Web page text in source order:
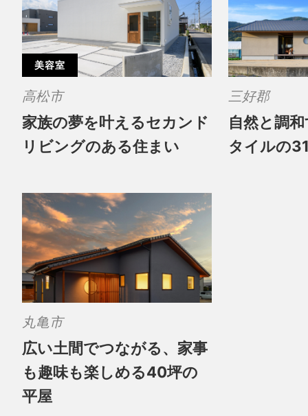
美容室
高松市
家族の夢を叶えるセカンド
リビングのある住まい
三好郡
自然と調
タイルの
丸亀市
広い土間でつながる、家事
も趣味も楽しめる40坪の
平屋